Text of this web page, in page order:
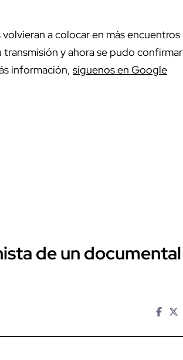
a colocar en más encuentros
y ahora se pudo confirmar
información, síguenos en Google
de un documental